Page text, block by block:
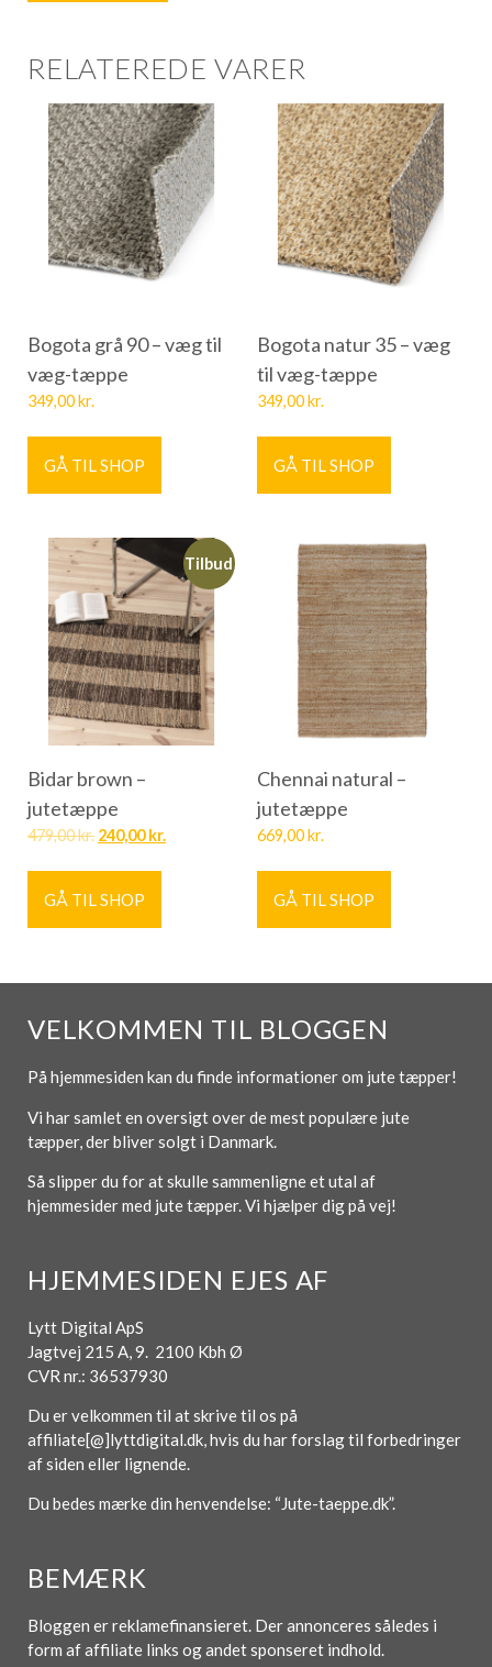
RELATEREDE VARER
Bogota grå 90 – væg til
væg-tæppe
349,00kr.
GÅ TIL SHOP
Bogota natur 35 – væg
til væg-tæppe
349,00kr.
GÅ TIL SHOP
Tilbud
Bidar brown –
jutetæppe
479,00kr. 240,00kr.
GÅ TIL SHOP
Chennai natural –
jutetæppe
669,00kr.
GÅ TIL SHOP
VELKOMMEN TIL BLOGGEN
På hjemmesiden kan du finde informationer om jute tæpper!
Vi har samlet en oversigt over de mest populære jute
tæpper, der bliver solgt i Danmark.
Så slipper du for at skulle sammenligne et utal af
hjemmesider med jute tæpper. Vi hjælper dig på vej!
HJEMMESIDEN EJES AF
Lytt Digital ApS
Jagtvej 215 A, 9. 2100 Kbh Ø
CVR nr.: 36537930
Du er velkommen til at skrive til os på
affiliate[@]lyttdigital.dk, hvis du har forslag til forbedringer
af siden eller lignende.
Du bedes mærke din henvendelse: “Jute-taeppe.dk”.
BEMÆRK
Bloggen er reklamefinansieret. Der annonceres således i
form af affiliate links og andet sponseret indhold.